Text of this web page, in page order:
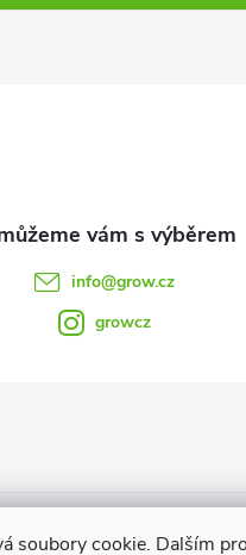
soubory cookie. Dalším
info@grow.cz
growcz